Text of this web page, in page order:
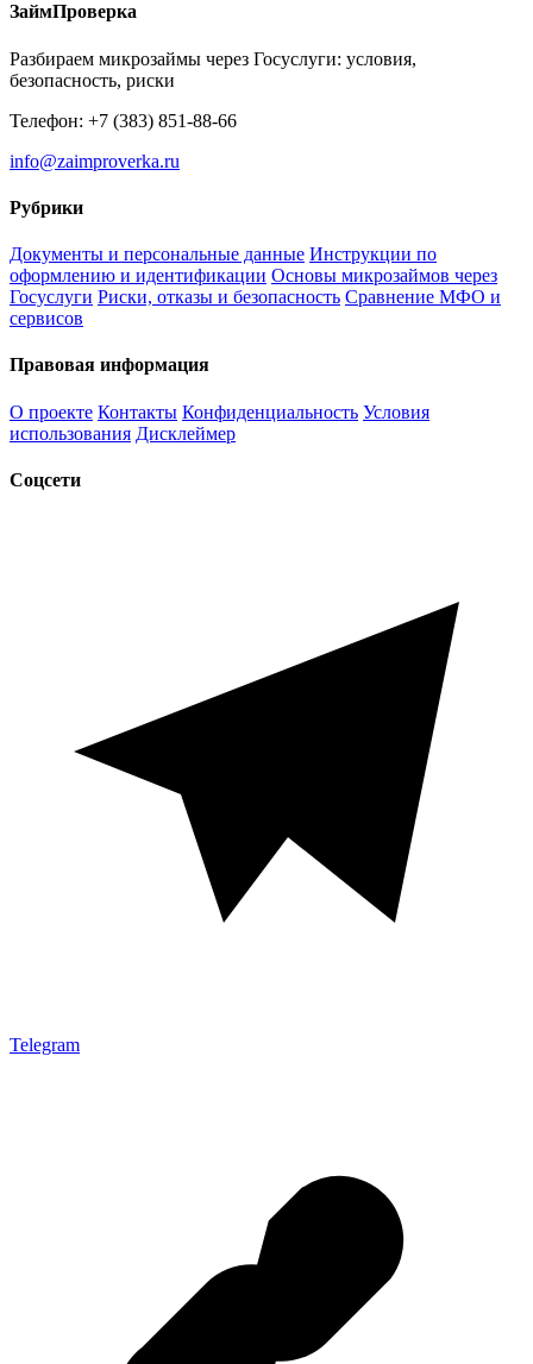
ЗаймПроверка
Разбираем микрозаймы через Госуслуги: условия,
безопасность, риски
Телефон: +7 (383) 851-88-66
info@zaimproverka.ru
Рубрики
Документы и персональные данные Инструкции по
оформлению и идентификации Основы микрозаймов через
Госуслуги Риски, отказы и безопасность Сравнение МФО и
сервисов
Правовая информация
О проекте Контакты Конфиденциальность Условия
использования Дисклеймер
Соцсети
Telegram